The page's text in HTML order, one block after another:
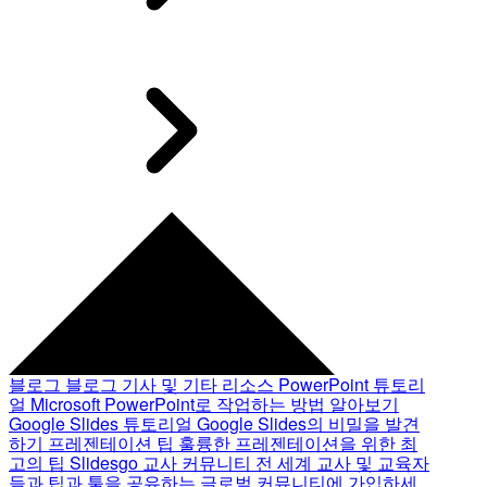
블로그 블로그 기사 및 기타 리소스 PowerPoint 튜토리
얼 Microsoft PowerPoint로 작업하는 방법 알아보기
Google Slides 튜토리얼 Google Slides의 비밀을 발견
하기 프레젠테이션 팁 훌륭한 프레젠테이션을 위한 최
고의 팁 Slidesgo 교사 커뮤니티 전 세계 교사 및 교육자